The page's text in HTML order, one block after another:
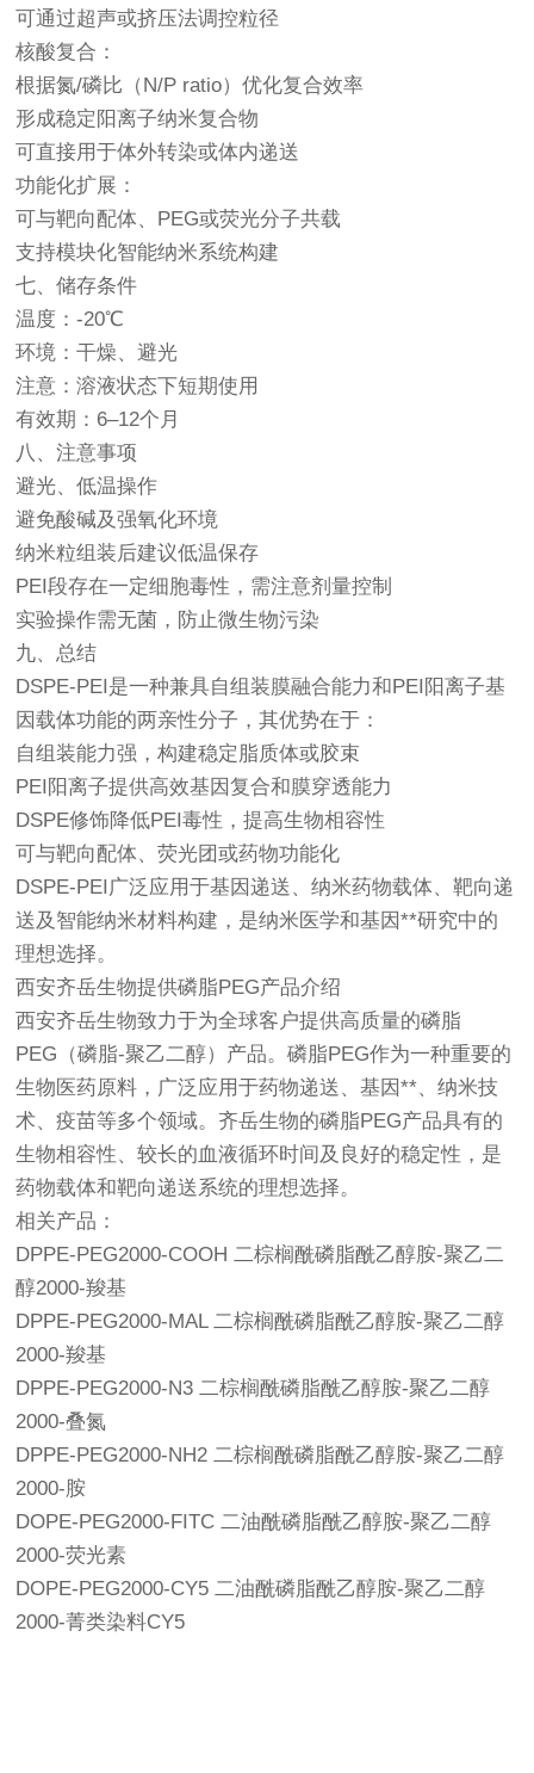
可通过超声或挤压法调控粒径
核酸复合：
根据氮/磷比（N/P ratio）优化复合效率
形成稳定阳离子纳米复合物
可直接用于体外转染或体内递送
功能化扩展：
可与靶向配体、PEG或荧光分子共载
支持模块化智能纳米系统构建
七、储存条件
温度：-20℃
环境：干燥、避光
注意：溶液状态下短期使用
有效期：6–12个月
八、注意事项
避光、低温操作
避免酸碱及强氧化环境
纳米粒组装后建议低温保存
PEI段存在一定细胞毒性，需注意剂量控制
实验操作需无菌，防止微生物污染
九、总结
DSPE-PEI是一种兼具自组装膜融合能力和PEI阳离子基
因载体功能的两亲性分子，其优势在于：
自组装能力强，构建稳定脂质体或胶束
PEI阳离子提供高效基因复合和膜穿透能力
DSPE修饰降低PEI毒性，提高生物相容性
可与靶向配体、荧光团或药物功能化
DSPE-PEI广泛应用于基因递送、纳米药物载体、靶向递
送及智能纳米材料构建，是纳米医学和基因**研究中的
理想选择。
西安齐岳生物提供磷脂PEG产品介绍
西安齐岳生物致力于为全球客户提供高质量的磷脂
PEG（磷脂-聚乙二醇）产品。磷脂PEG作为一种重要的
生物医药原料，广泛应用于药物递送、基因**、纳米技
术、疫苗等多个领域。齐岳生物的磷脂PEG产品具有的
生物相容性、较长的血液循环时间及良好的稳定性，是
药物载体和靶向递送系统的理想选择。
相关产品：
DPPE-PEG2000-COOH 二棕榈酰磷脂酰乙醇胺-聚乙二
醇2000-羧基
DPPE-PEG2000-MAL 二棕榈酰磷脂酰乙醇胺-聚乙二醇
2000-羧基
DPPE-PEG2000-N3 二棕榈酰磷脂酰乙醇胺-聚乙二醇
2000-叠氮
DPPE-PEG2000-NH2 二棕榈酰磷脂酰乙醇胺-聚乙二醇
2000-胺
DOPE-PEG2000-FITC 二油酰磷脂酰乙醇胺-聚乙二醇
2000-荧光素
DOPE-PEG2000-CY5 二油酰磷脂酰乙醇胺-聚乙二醇
2000-菁类染料CY5